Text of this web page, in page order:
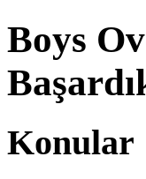
Boys
Konular